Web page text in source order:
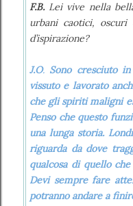
F.B.Lei vive nella
urbani caotici,
d’ispirazione?
J.O. Sono cresciuto
vissuto e lavorato
che gli spiriti maligni
Penso che questo
una lunga storia.
riguarda da dove
qualcosa di quello
Devi sempre fare
potranno andare a